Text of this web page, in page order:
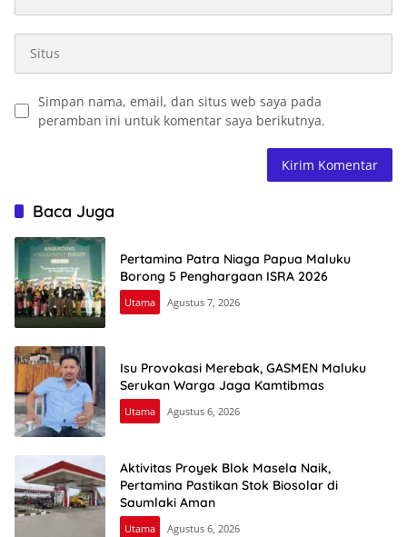
Simpan nama, email, dan situs web saya pada
peramban ini untuk komentar saya berikutnya.
Baca Juga
Pertamina Patra Niaga Papua Maluku
Borong 5 Penghargaan ISRA 2026
Utama Agustus 7, 2026
Isu Provokasi Merebak, GASMEN Maluku
Serukan Warga Jaga Kamtibmas
Utama Agustus 6, 2026
Aktivitas Proyek Blok Masela Naik,
Pertamina Pastikan Stok Biosolar di
Saumlaki Aman
Utama Agustus 6, 2026